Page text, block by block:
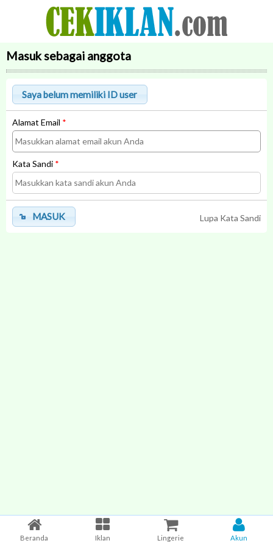
Masuk sebagai anggota
Alamat Email *
Kata Sandi *
Lupa Kata Sandi
MASUK
Beranda Iklan Lingerie Akun